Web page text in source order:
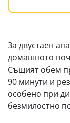
За двустаен
домашното
Същият обем
90 минути и
особено при
безмилостно